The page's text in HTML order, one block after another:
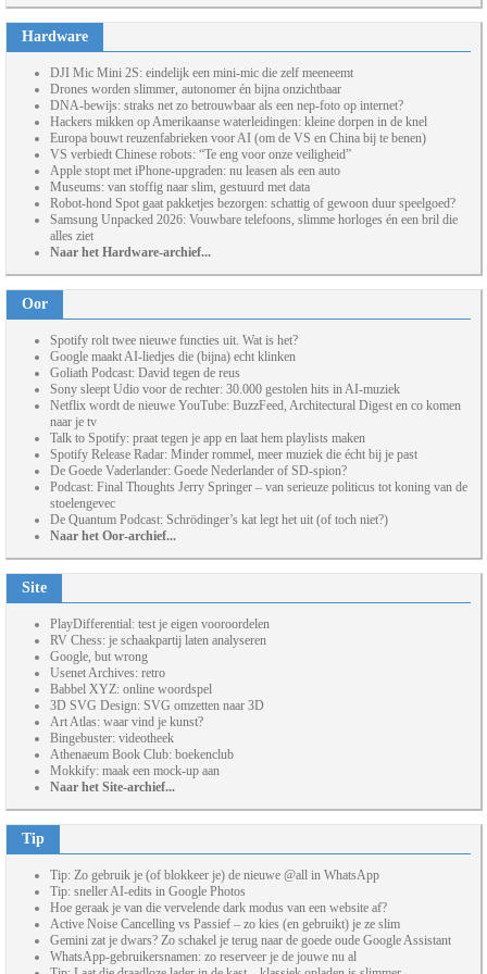
Hardware
DJI Mic Mini 2S: eindelijk een mini-mic die zelf meeneemt
Drones worden slimmer, autonomer én bijna onzichtbaar
DNA-bewijs: straks net zo betrouwbaar als een nep-foto op internet?
Hackers mikken op Amerikaanse waterleidingen: kleine dorpen in de knel
Europa bouwt reuzenfabrieken voor AI (om de VS en China bij te benen)
VS verbiedt Chinese robots: “Te eng voor onze veiligheid”
Apple stopt met iPhone-upgraden: nu leasen als een auto
Museums: van stoffig naar slim, gestuurd met data
Robot-hond Spot gaat pakketjes bezorgen: schattig of gewoon duur speelgoed?
Samsung Unpacked 2026: Vouwbare telefoons, slimme horloges én een bril die
alles ziet
Naar het Hardware-archief...
Oor
Spotify rolt twee nieuwe functies uit. Wat is het?
Google maakt AI-liedjes die (bijna) echt klinken
Goliath Podcast: David tegen de reus
Sony sleept Udio voor de rechter: 30.000 gestolen hits in AI-muziek
Netflix wordt de nieuwe YouTube: BuzzFeed, Architectural Digest en co komen
naar je tv
Talk to Spotify: praat tegen je app en laat hem playlists maken
Spotify Release Radar: Minder rommel, meer muziek die écht bij je past
De Goede Vaderlander: Goede Nederlander of SD-spion?
Podcast: Final Thoughts Jerry Springer – van serieuze politicus tot koning van de
stoelengevec
De Quantum Podcast: Schrödinger’s kat legt het uit (of toch niet?)
Naar het Oor-archief...
Site
PlayDifferential: test je eigen vooroordelen
RV Chess: je schaakpartij laten analyseren
Google, but wrong
Usenet Archives: retro
Babbel XYZ: online woordspel
3D SVG Design: SVG omzetten naar 3D
Art Atlas: waar vind je kunst?
Bingebuster: videotheek
Athenaeum Book Club: boekenclub
Mokkify: maak een mock-up aan
Naar het Site-archief...
Tip
Tip: Zo gebruik je (of blokkeer je) de nieuwe @all in WhatsApp
Tip: sneller AI-edits in Google Photos
Hoe geraak je van die vervelende dark modus van een website af?
Active Noise Cancelling vs Passief – zo kies (en gebruikt) je ze slim
Gemini zat je dwars? Zo schakel je terug naar de goede oude Google Assistant
WhatsApp-gebruikersnamen: zo reserveer je de jouwe nu al